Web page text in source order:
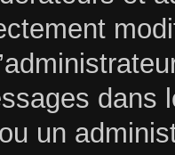
dans
un